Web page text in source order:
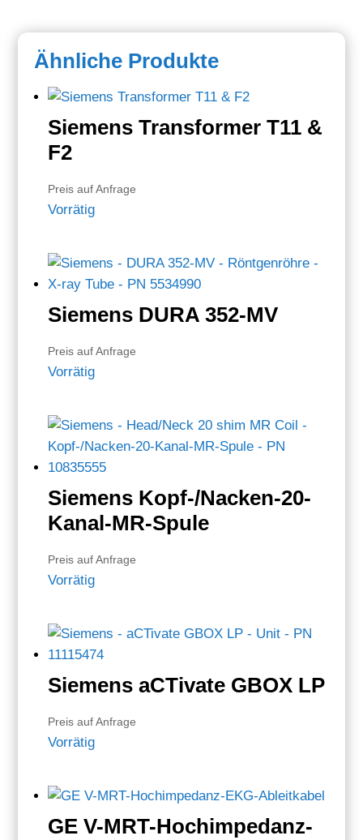
Ähnliche Produkte
Siemens Transformer T11 &
F2
Preis auf Anfrage
Vorrätig
Siemens DURA 352-MV
Preis auf Anfrage
Vorrätig
Siemens Kopf-/Nacken-20-
Kanal-MR-Spule
Preis auf Anfrage
Vorrätig
Siemens aCTivate GBOX LP
Preis auf Anfrage
Vorrätig
GE V-MRT-Hochimpedanz-